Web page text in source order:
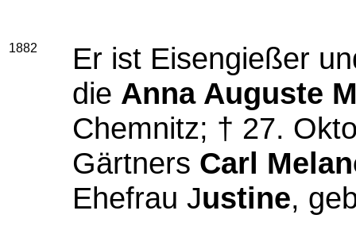
1882
Er ist Eisengießer
die Anna Auguste
Chemnitz; † 27.
Gärtners Carl
Ehefrau Justine,